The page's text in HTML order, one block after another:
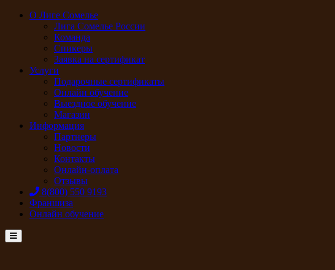
О Лиге Сомелье
Лига Сомелье России
Команда
Спикеры
Заявка на сертификат
Услуги
Подарочные сертификаты
Онлайн обучение
Выездное обучение
Магазин
Информация
Партнеры
Новости
Контакты
Онлайн-оплата
Отзывы
8(800) 550 9193
Франшиза
Онлайн обучение
Menu